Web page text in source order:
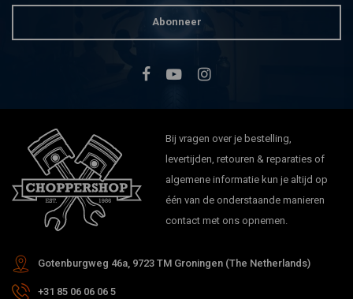
Abonneer
Bij vragen over je bestelling,
levertijden, retouren & reparaties of
algemene informatie kun je altijd op
één van de onderstaande manieren
contact met ons opnemen.
Gotenburgweg 46a, 9723 TM Groningen (The Netherlands)
+31 85 06 06 06 5